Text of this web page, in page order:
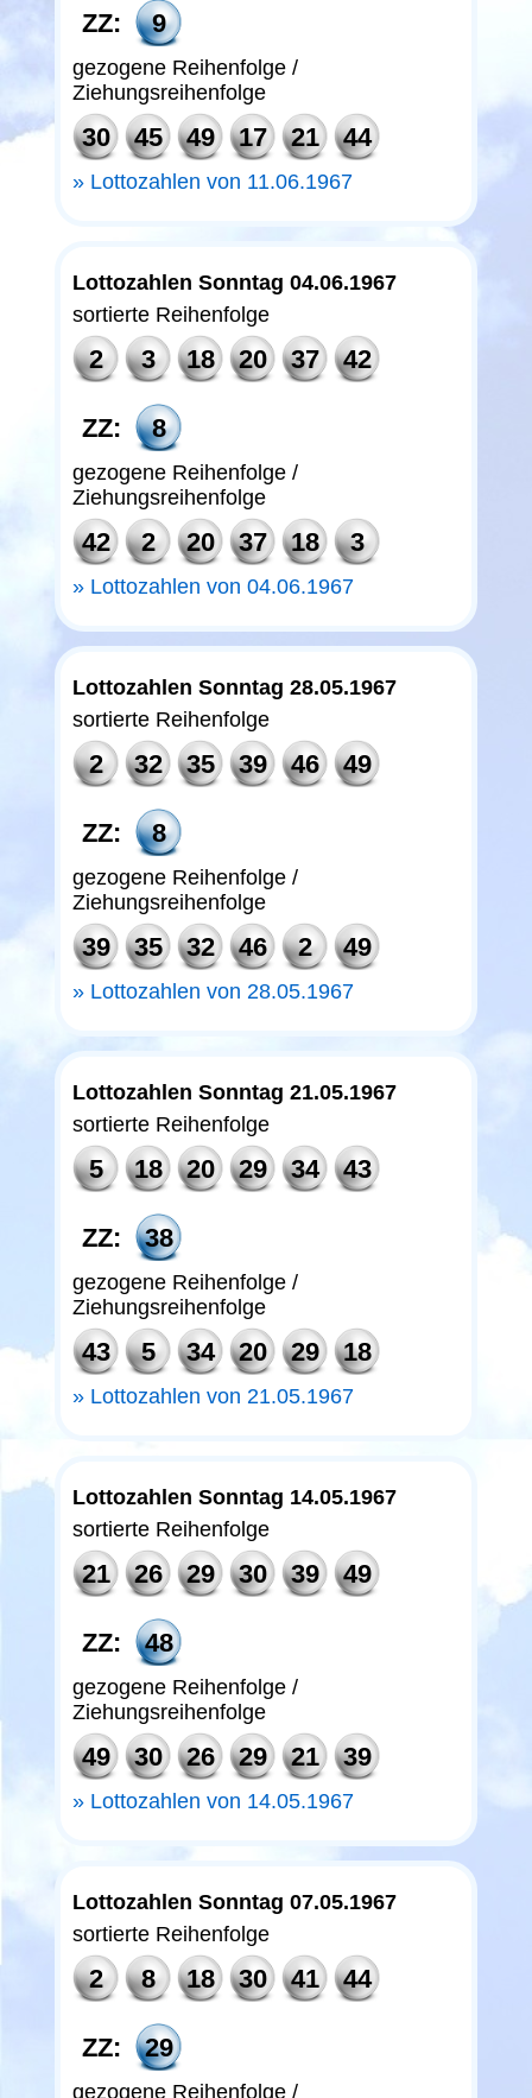
ZZ: 9
gezogene Reihenfolge /
Ziehungsreihenfolge
30 45 49 17 21 44
Lottozahlen von 11.06.1967
Lottozahlen Sonntag 04.06.1967
sortierte Reihenfolge
2 3 18 20 37 42
ZZ: 8
gezogene Reihenfolge /
Ziehungsreihenfolge
42 2 20 37 18 3
Lottozahlen von 04.06.1967
Lottozahlen Sonntag 28.05.1967
sortierte Reihenfolge
2 32 35 39 46 49
ZZ: 8
gezogene Reihenfolge /
Ziehungsreihenfolge
39 35 32 46 2 49
Lottozahlen von 28.05.1967
Lottozahlen Sonntag 21.05.1967
sortierte Reihenfolge
5 18 20 29 34 43
ZZ: 38
gezogene Reihenfolge /
Ziehungsreihenfolge
43 5 34 20 29 18
Lottozahlen von 21.05.1967
Lottozahlen Sonntag 14.05.1967
sortierte Reihenfolge
21 26 29 30 39 49
ZZ: 48
gezogene Reihenfolge /
Ziehungsreihenfolge
49 30 26 29 21 39
Lottozahlen von 14.05.1967
Lottozahlen Sonntag 07.05.1967
sortierte Reihenfolge
2 8 18 30 41 44
ZZ: 29
gezogene Reihenfolge /